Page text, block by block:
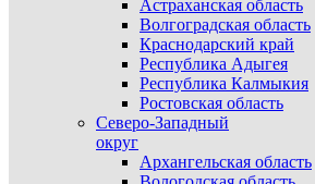
Астраханская область
Волгоградская область
Краснодарский край
Республика Адыгея
Республика Калмыкия
Ростовская область
Северо-Западный
округ
Архангельская область